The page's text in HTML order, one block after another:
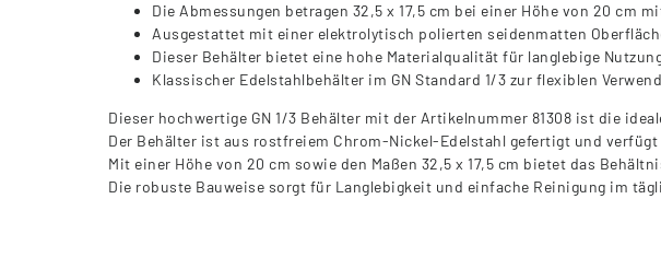
Die Abmessungen betragen 32,5 x 17,5 cm bei einer Höhe von 20 cm
Ausgestattet mit einer elektrolytisch polierten seidenmatten
Dieser Behälter bietet eine hohe Materialqualität für langlebige
Klassischer Edelstahlbehälter im GN Standard 1/3 zur flexiblen
Dieser hochwertige GN 1/3 Behälter mit der Artikelnummer 81308 ist die
Der Behälter ist aus rostfreiem Chrom-Nickel-Edelstahl gefertigt und
Mit einer Höhe von 20 cm sowie den Maßen 32,5 x 17,5 cm bietet das
Die robuste Bauweise sorgt für Langlebigkeit und einfache Reinigung im